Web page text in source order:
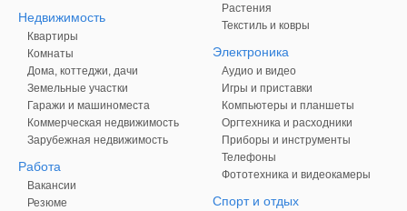
Недвижимость
Квартиры
Комнаты
Дома, коттеджи, дачи
Земельные участки
Гаражи и машиноместа
Коммерческая недвижимость
Зарубежная недвижимость
Работа
Вакансии
Резюме
Растения
Текстиль и ковры
Электроника
Аудио и видео
Игры и приставки
Компьютеры и планшеты
Оргтехника и расходники
Приборы и инструменты
Телефоны
Фототехника и видеокамеры
Спорт и отдых